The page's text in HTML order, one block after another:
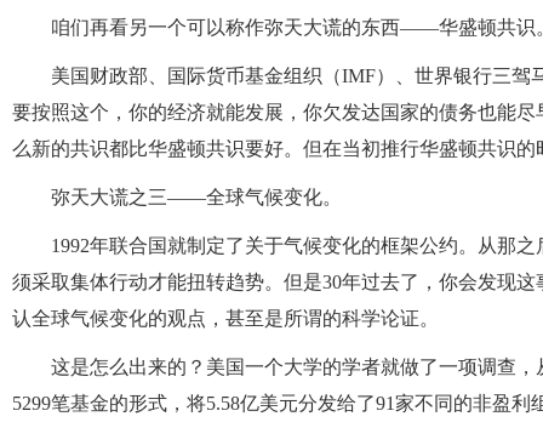
咱们再看另一个可以称作弥天大谎的东西——华盛顿共识
美国财政部、国际货币基金组织（IMF）、世界银行三
要按照这个，你的经济就能发展，你欠发达国家的债务也能
么新的共识都比华盛顿共识要好。但在当初推行华盛顿共识
弥天大谎之三——全球气候变化。
1992年联合国就制定了关于气候变化的框架公约。从那
须采取集体行动才能扭转趋势。但是30年过去了，你会发现
认全球气候变化的观点，甚至是所谓的科学论证。
这是怎么出来的？美国一个大学的学者就做了一项调查
5299笔基金的形式，将5.58亿美元分发给了91家不同的非盈